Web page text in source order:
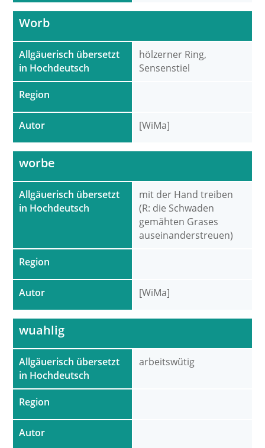
Allgäuerisch übersetzt
in Hochdeutsch
Region
Autor
Worb
hölzerner Ring,
Sensenstiel
[WiMa]
Allgäuerisch übersetzt
in Hochdeutsch
Region
Autor
worbe
mit der Hand treiben
(R: die Schwaden
gemähten Grases
auseinanderstreuen)
[WiMa]
Allgäuerisch übersetzt
in Hochdeutsch
Region
Autor
wuahlig
arbeitswütig